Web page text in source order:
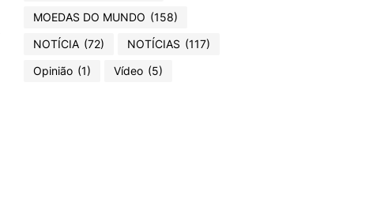
MOEDAS DO MUNDO (158)
NOTÍCIA (72) NOTÍCIAS (117)
Opinião (1) Vídeo (5)